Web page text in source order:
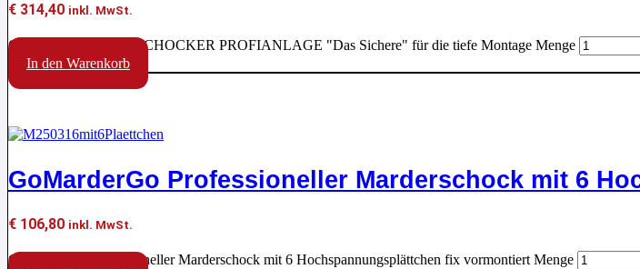
€ 314,40 inkl. MwSt.
GoMarderGo MULTISCHOCKER PROFIANLAGE "Das Sichere" für die tiefe Montage Menge
In den Warenkorb
Aktion !
GoMarderGo Professioneller Marderschock mit 6
€ 106,80 inkl. MwSt.
GoMarderGo Professioneller Marderschock mit 6 Hochspannungsplättchen fix vormontiert Menge